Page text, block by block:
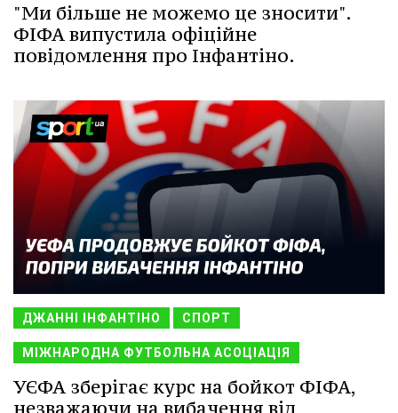
"Ми більше не можемо це зносити".
ФІФА випустила офіційне
повідомлення про Інфантіно.
ДЖАННІ ІНФАНТІНО СПОРТ
МІЖНАРОДНА ФУТБОЛЬНА АСОЦІАЦІЯ
УЄФА зберігає курс на бойкот ФІФА,